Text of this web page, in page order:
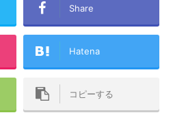
Share
Hatena
コピーする